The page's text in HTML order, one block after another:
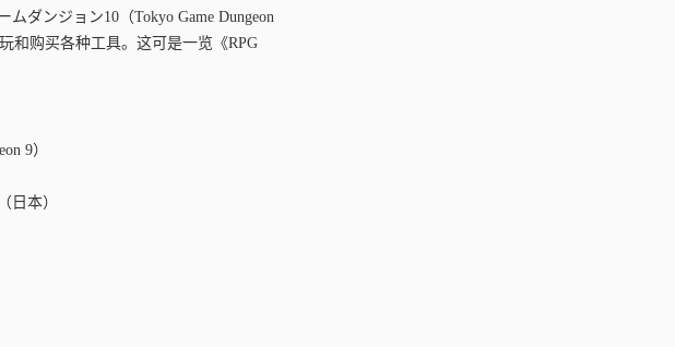
ダンジョン10（Tokyo Game Dungeon
和购买各种工具。这可是一览《RPG
9）
日本）